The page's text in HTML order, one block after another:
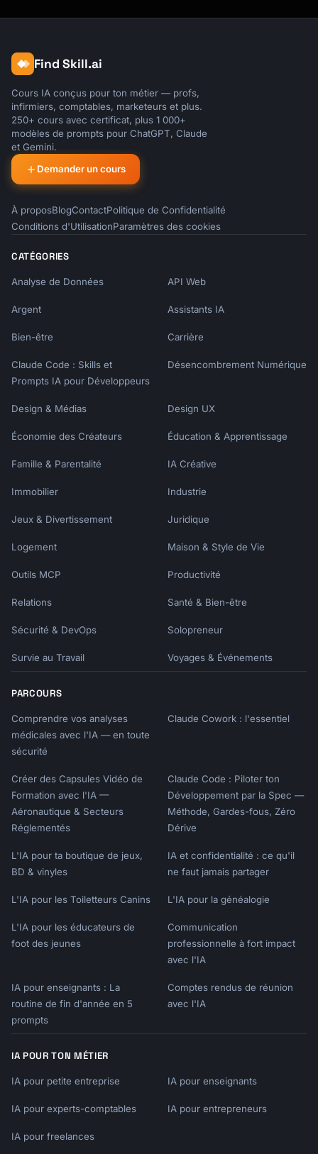
Find Skill.ai
Cours IA conçus pour ton métier — profs,
infirmiers, comptables, marketeurs et plus.
250+ cours avec certificat, plus 1 000+
modèles de prompts pour ChatGPT, Claude
et Gemini.
Demander un cours
À proposBlogContactPolitique de Confidentialité
Conditions d'UtilisationParamètres des cookies
CATÉGORIES
Analyse de Données API Web
Argent Assistants IA
Bien-être Carrière
Claude Code : Skills et
Prompts IA pour Développeurs
Désencombrement Numérique
Design & Médias Design UX
Économie des Créateurs Éducation & Apprentissage
Famille & Parentalité IA Créative
Immobilier Industrie
Jeux & Divertissement Juridique
Logement Maison & Style de Vie
Outils MCP Productivité
Relations Santé & Bien-être
Sécurité & DevOps Solopreneur
Survie au Travail Voyages & Événements
PARCOURS
Comprendre vos analyses
médicales avec l'IA — en toute
sécurité
Claude Cowork : l'essentiel
Créer des Capsules Vidéo de
Formation avec l'IA —
Aéronautique & Secteurs
Réglementés
Claude Code : Piloter ton
Développement par la Spec —
Méthode, Gardes-fous, Zéro
Dérive
L'IA pour ta boutique de jeux,
BD & vinyles
IA et confidentialité : ce qu'il
ne faut jamais partager
L'IA pour les Toiletteurs Canins L'IA pour la généalogie
L'IA pour les éducateurs de
foot des jeunes
Communication
professionnelle à fort impact
avec l'IA
IA pour enseignants : La
routine de fin d'année en 5
prompts
Comptes rendus de réunion
avec l'IA
IA POUR TON MÉTIER
IA pour petite entreprise IA pour enseignants
IA pour experts-comptables IA pour entrepreneurs
IA pour freelances